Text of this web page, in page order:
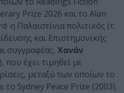
Prize 2026 και το Alan
η Παλαιστίνια πολιτικός (τ.
και Επιστημονικής
συγγραφέας, Χανάν
που έχει τιμηθεί με
μεταξύ των οποίων το
το Sydney Peace Prize (2003).